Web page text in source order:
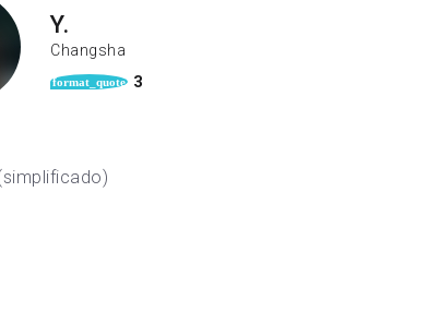
Y.
Changsha
format_quote 3